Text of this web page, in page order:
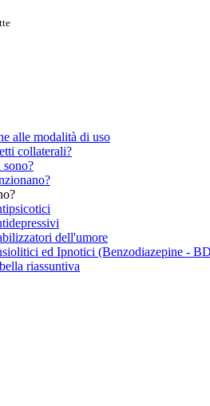
alle modalità di uso
collaterali?
sono?
dell'umore
ed Ipnotici (Benzodiazepine -
riassuntiva